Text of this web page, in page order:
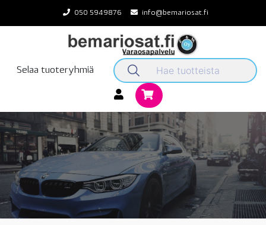
content
050 5949876 info@bemariosat.fi
Selaa tuoteryhmiä